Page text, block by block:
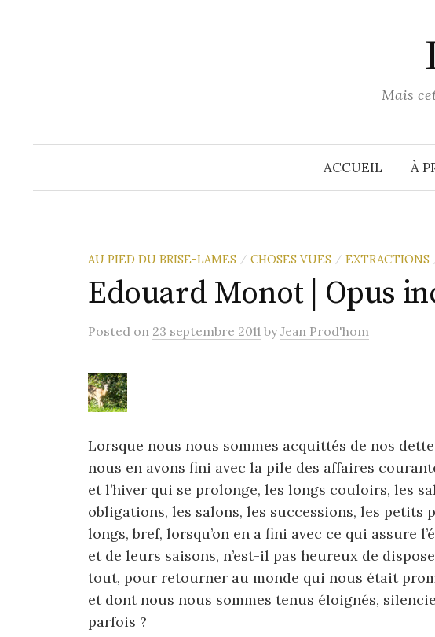
Mais
ACCUEIL À
AU PIED DU BRISE-LAMES / CHOSES VUES / EXTRACTIONS
Edouard Monot | Opus
Posted on 23 septembre 2011 byJean Prod'hom
Lorsque nous nous sommes acquittés de nos
nous en avons fini avec la pile des affaires
et l’hiver qui se prolonge, les longs couloirs, les
obligations, les salons, les successions, les petits
longs, bref, lorsqu’on en a fini avec ce qui assure
et de leurs saisons, n’est-il pas heureux de
tout, pour retourner au monde qui nous était
et dont nous nous sommes tenus éloignés,
parfois ?